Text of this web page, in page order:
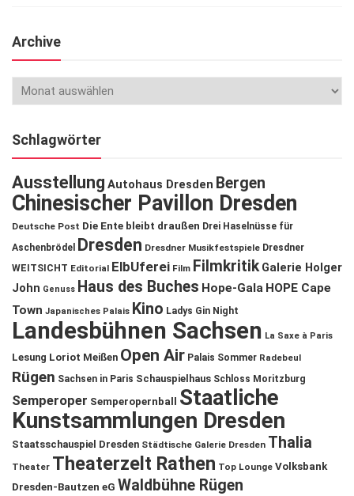
Archive
Schlagwörter
Ausstellung Autohaus Dresden Bergen
Chinesischer Pavillon Dresden
Deutsche Post Die Ente bleibt draußen Drei Haselnüsse für
Aschenbrödel
Dresden Dresdner Musikfestspiele Dresdner
WEITSICHT Editorial ElbUferei Film Filmkritik Galerie Holger
John Genuss Haus des Buches Hope-Gala HOPE Cape
Town Japanisches Palais Kino Ladys Gin Night
Landesbühnen Sachsen La Saxe à Paris
Lesung Loriot Meißen Open Air Palais Sommer Radebeul
Rügen Sachsen in Paris Schauspielhaus Schloss Moritzburg
Semperoper Semperopernball
Staatliche
Kunstsammlungen Dresden
Staatsschauspiel Dresden Städtische Galerie Dresden Thalia
Theater Theaterzelt Rathen Top Lounge Volksbank
Dresden-Bautzen eG Waldbühne Rügen